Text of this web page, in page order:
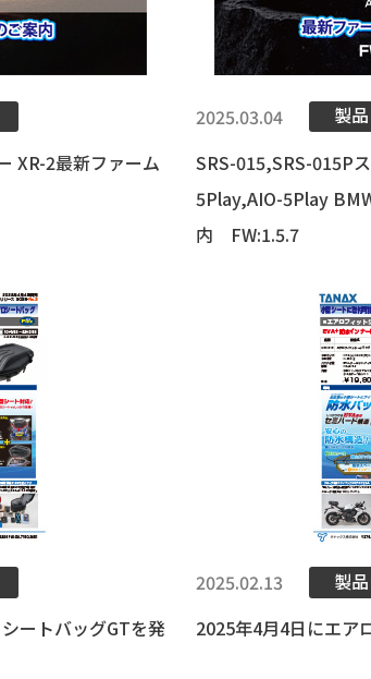
XR-2最新ファーム
2025.03.04
製
SRS-015,SRS-015P
5Play,AIO-5Play
内 FW:1.5.7
ートバッグGTを発
2025.02.13
製
2025年4月4日にエア